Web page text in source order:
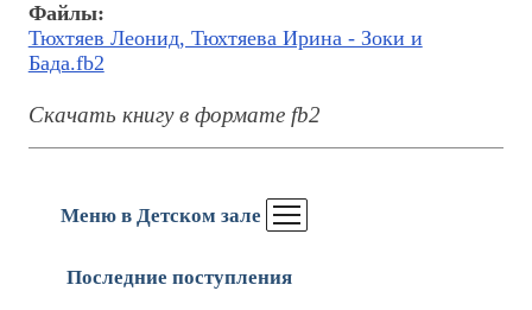
Меню в Детском зале
Последние поступления
Файлы:
Тюхтяев Леонид, Тюхтяева Ирина - Зоки и
Бада.fb2
Скачать книгу в формате fb2